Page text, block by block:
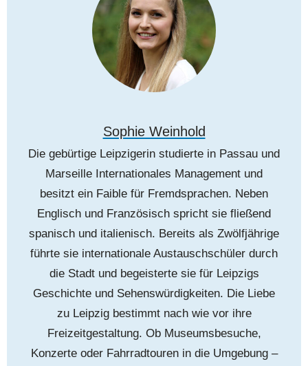
Sophie Weinhold
Die gebürtige Leipzigerin studierte in Passau und
Marseille Internationales Management und
besitzt ein Faible für Fremdsprachen. Neben
Englisch und Französisch spricht sie fließend
spanisch und italienisch. Bereits als Zwölfjährige
führte sie internationale Austauschschüler durch
die Stadt und begeisterte sie für Leipzigs
Geschichte und Sehenswürdigkeiten. Die Liebe
zu Leipzig bestimmt nach wie vor ihre
Freizeitgestaltung. Ob Museumsbesuche,
Konzerte oder Fahrradtouren in die Umgebung –